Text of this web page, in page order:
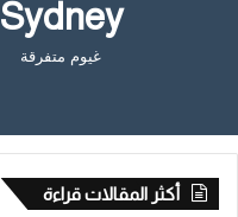
Sydney
غيوم متفرقة
أكثر المقالات قراءة